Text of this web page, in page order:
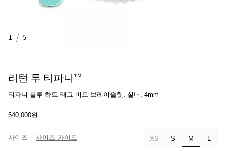
1 / 5
리턴 투 티파니™
티파니 블루 하트 태그 비드 브레이슬릿, 실버, 4mm
540,000원
사이즈 사이즈 가이드 XS S M선택됨L